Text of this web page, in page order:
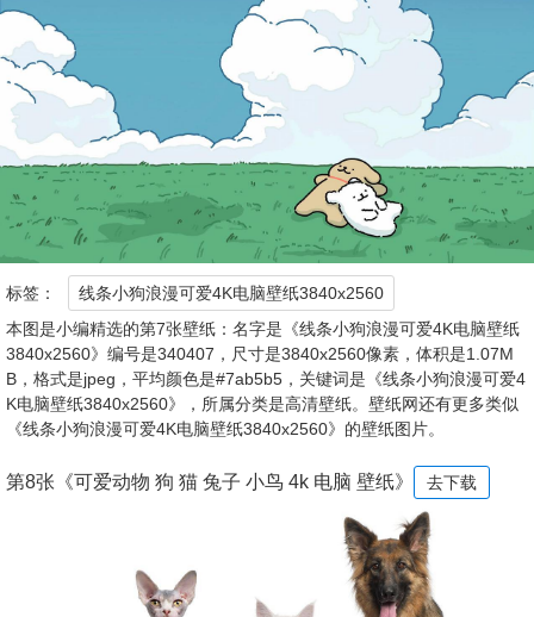
标签：
线条小狗浪漫可爱4K电脑壁纸3840x2560
本图是小编精选的第7张壁纸：名字是《线条小狗浪漫可爱4K电脑壁纸
3840x2560》编号是340407，尺寸是3840x2560像素，体积是1.07M
B，格式是jpeg，平均颜色是#7ab5b5，关键词是《线条小狗浪漫可爱4
K电脑壁纸3840x2560》，所属分类是高清壁纸。壁纸网还有更多类似
《线条小狗浪漫可爱4K电脑壁纸3840x2560》的壁纸图片。
第8张《可爱动物 狗 猫 兔子 小鸟 4k 电脑 壁纸》 去下载